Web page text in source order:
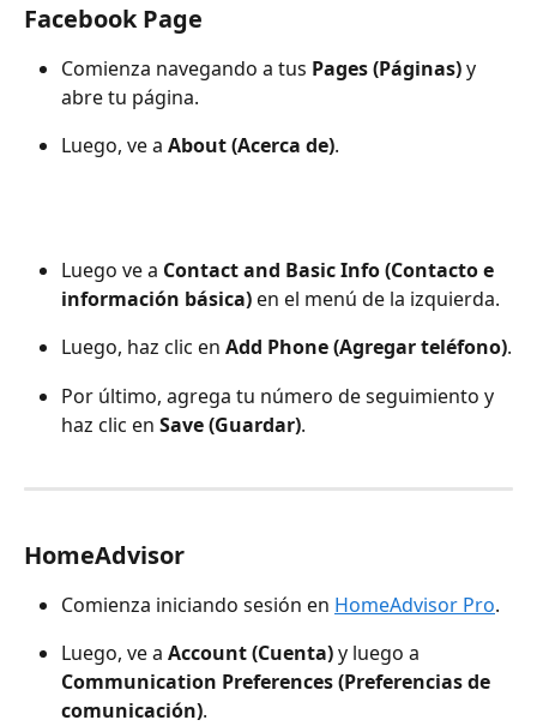
Facebook Page
Comienza navegando a tus Pages (Páginas) y
abre tu página.
Luego, ve a About (Acerca de).
Luego ve a Contact and Basic Info (Contacto e
información básica) en el menú de la izquierda.
Luego, haz clic en Add Phone (Agregar teléfono).
Por último, agrega tu número de seguimiento y
haz clic en Save (Guardar).
HomeAdvisor
Comienza iniciando sesión en HomeAdvisor Pro.
Luego, ve a Account (Cuenta) y luego a
Communication Preferences (Preferencias de
comunicación).